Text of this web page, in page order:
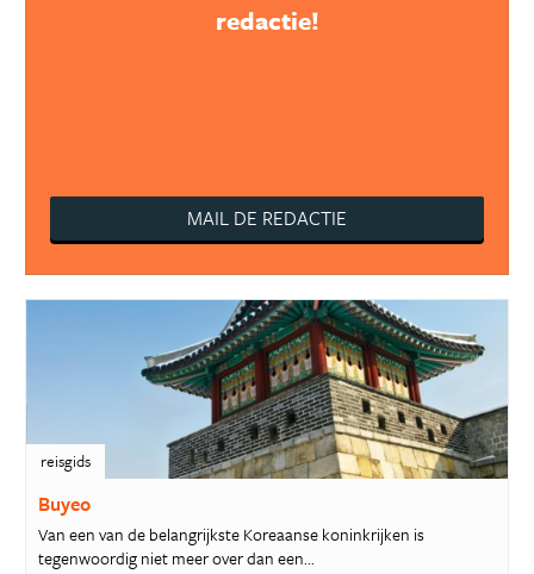
redactie!
MAIL DE REDACTIE
reisgids
Buyeo
Van een van de belangrijkste Koreaanse koninkrijken is
tegenwoordig niet meer over dan een...